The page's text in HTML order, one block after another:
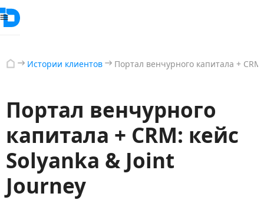
Истории клиентов Портал венчурного капитала +
Портал венчурного
капитала + CRM: кейс
Solyanka & Joint
Journey